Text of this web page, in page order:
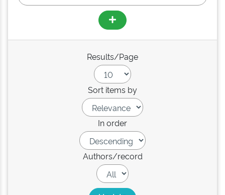
Results/Page
Sort items by
In order
Authors/record